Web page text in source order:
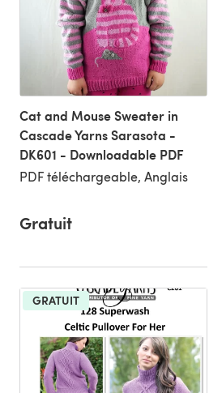
Cat and Mouse Sweater in
Cascade Yarns Sarasota -
DK601 - Downloadable PDF
PDF téléchargeable, Anglais
Gratuit
GRATUIT